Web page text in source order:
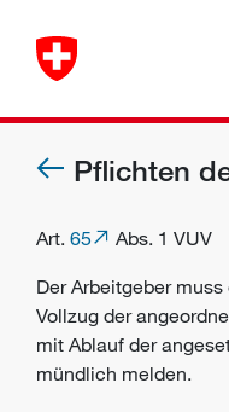
Pflichten
Art. 65
Abs. 1 VUV
Der Arbeitgeber muss
Vollzug der
mit Ablauf der
mündlich melden.